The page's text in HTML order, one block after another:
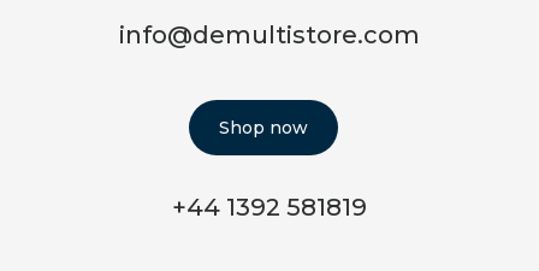
info@demultistore.com
Shop now
+44 1392 581819